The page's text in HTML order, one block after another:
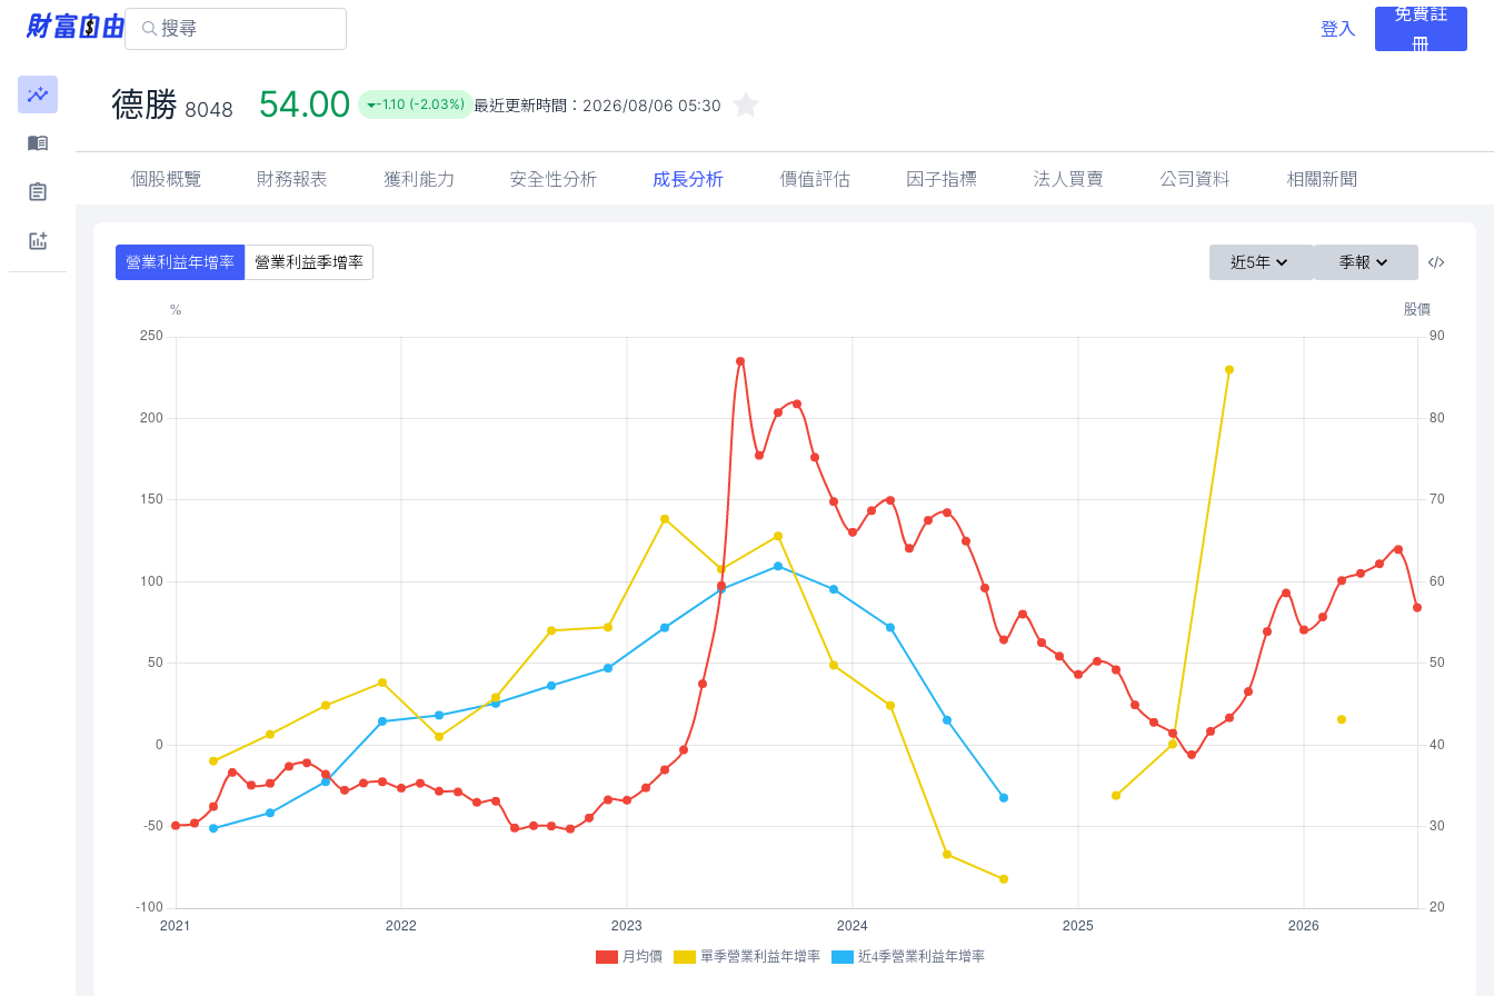
登入
免費註
冊
德勝 8048 54.00 -1.10 (-2.03%) 最近更新時間： 2026/08/06 05:30
個股概覽 財務報表 獲利能力 安全性分析 成長分析 價值評估 因子指標 法人買賣 公司資料 相關新聞
營業利益年增率 營業利益季增率 近5年 季報
月均價 單季營業利益年增率 近4季營業利益年增率